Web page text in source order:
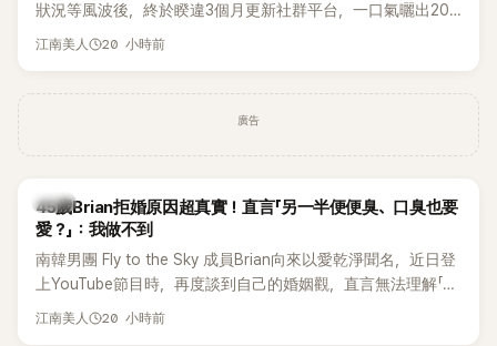
狀況等風波後，終於睽違3個月更新社群平台，一口氣曬出20
張近況照，讓大批粉絲又驚又喜。不過，比起照片本身，更引
江南美人 20 小時前
廣告
韓星
45歲Brian拒婚原因超真實！直言「另一半便便臭、口臭也要
愛？」：我做不到
南韓男團 Fly to the Sky 成員Brian向來以愛乾淨聞名，近日登
上YouTube節目時，再度談到自己的婚姻觀，直言無法理解「連
另一半的口臭、便便臭都要愛」這種說法，更大方表明自己是不
江南美人 20 小時前